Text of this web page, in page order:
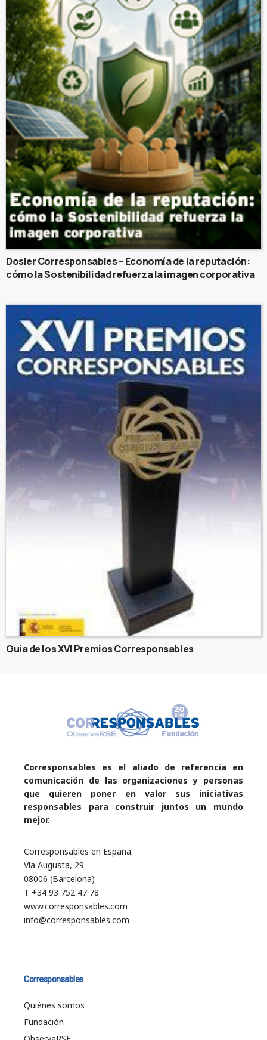
Dosier Corresponsables – Economía de la reputación:
cómo la Sostenibilidad refuerza la imagen corporativa
Guía de los XVI Premios Corresponsables
Corresponsables es el aliado de referencia en
comunicación de las organizaciones y personas
que quieren poner en valor sus iniciativas
responsables para construir juntos un mundo
mejor.
Corresponsables en España
Vía Augusta, 29
08006 (Barcelona)
T +34 93 752 47 78
www.corresponsables.com
info@corresponsables.com
Corresponsables
Quiénes somos
Fundación